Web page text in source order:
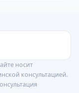
носит
консультацией.